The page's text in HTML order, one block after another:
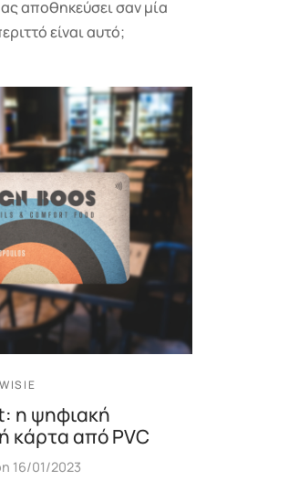
αποθηκεύσει σαν μία
είναι αυτό;
η ψηφιακή
κάρτα από PVC
16/01/2023